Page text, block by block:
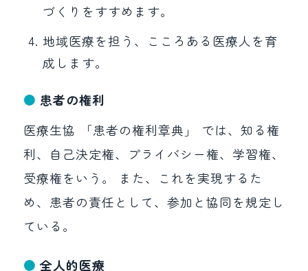
づくりをすすめます。
地域医療を担う、こころある医療人を育
成します。
患者の権利
医療生協 「患者の権利章典」 では、知る権
利、自己決定権、プライバシー権、学習権、
受療権をいう。 また、これを実現するた
め、患者の責任として、参加と協同を規定し
ている。
全人的医療